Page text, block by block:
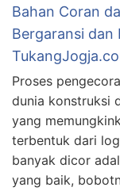
Bahan Coran
Bergaransi dan
Proses
dunia konstruksi
yang
terbentuk dari
banyak dicor
yang baik,